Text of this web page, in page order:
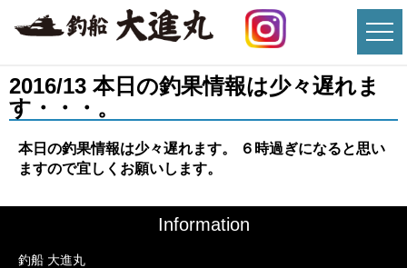
2016/13 本日の釣果情報は少々遅れま
す・・・。
本日の釣果情報は少々遅れます。 ６時過ぎになると思い
ますので宜しくお願いします。
Information
釣船 大進丸